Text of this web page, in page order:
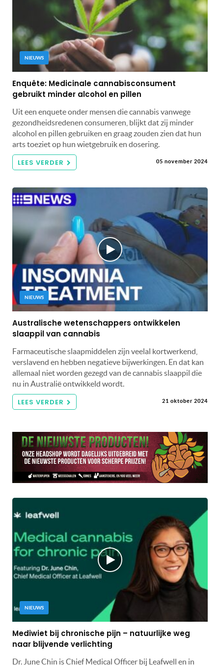
NIEUWS
Enquête: Medicinale cannabisconsument
gebruikt minder alcohol en pillen
Uit een enquete onder mensen die cannabis vanwege
gezondheidsredenen consumeren, blijkt dat zij minder
alcohol en pillen gebruiken en graag zouden zien dat hun
arts toeziet op hun wietgebruik en dosering.
LEES VERDER 05 november 2024
NIEUWS
Australische wetenschappers ontwikkelen
slaappil van cannabis
Farmaceutische slaapmiddelen zijn veelal kortwerkend,
verslavend en hebben negatieve bijwerkingen. En dat kan
allemaal niet worden gezegd van de cannabis slaappil die
nu in Australië ontwikkeld wordt.
LEES VERDER 21 oktober 2024
NIEUWS
Mediwiet bij chronische pijn – natuurlijke weg
naar blijvende verlichting
Dr. June Chin is Chief Medical Officer bij Leafwell en in